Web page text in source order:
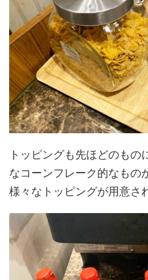
トッピングも先ほどのもの
なコーンフレーク的なもの
様々なトッピングが用意さ